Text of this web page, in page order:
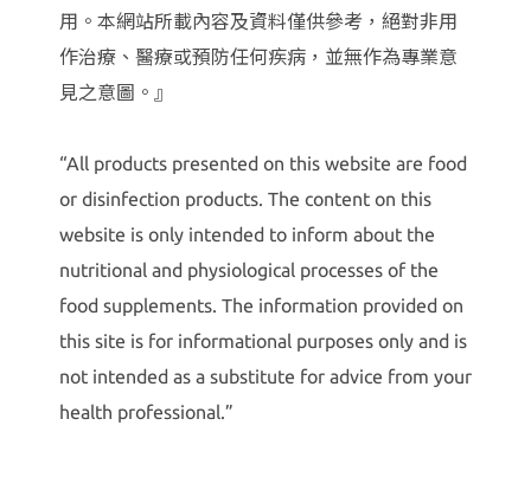
用。本網站所載內容及資料僅供參考，絕對非用
作治療、醫療或預防任何疾病，並無作為專業意
見之意圖。』
“All products presented on this website are food
or disinfection products. The content on this
website is only intended to inform about the
nutritional and physiological processes of the
food supplements. The information provided on
this site is for informational purposes only and is
not intended as a substitute for advice from your
health professional.”